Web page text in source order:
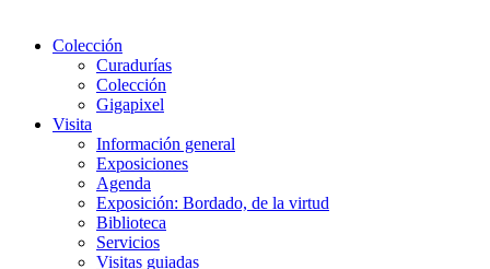
Colección
Curadurías
Colección
Gigapixel
Visita
Información general
Exposiciones
Agenda
Exposición: Bordado, de la virtud
Biblioteca
Servicios
Visitas guiadas